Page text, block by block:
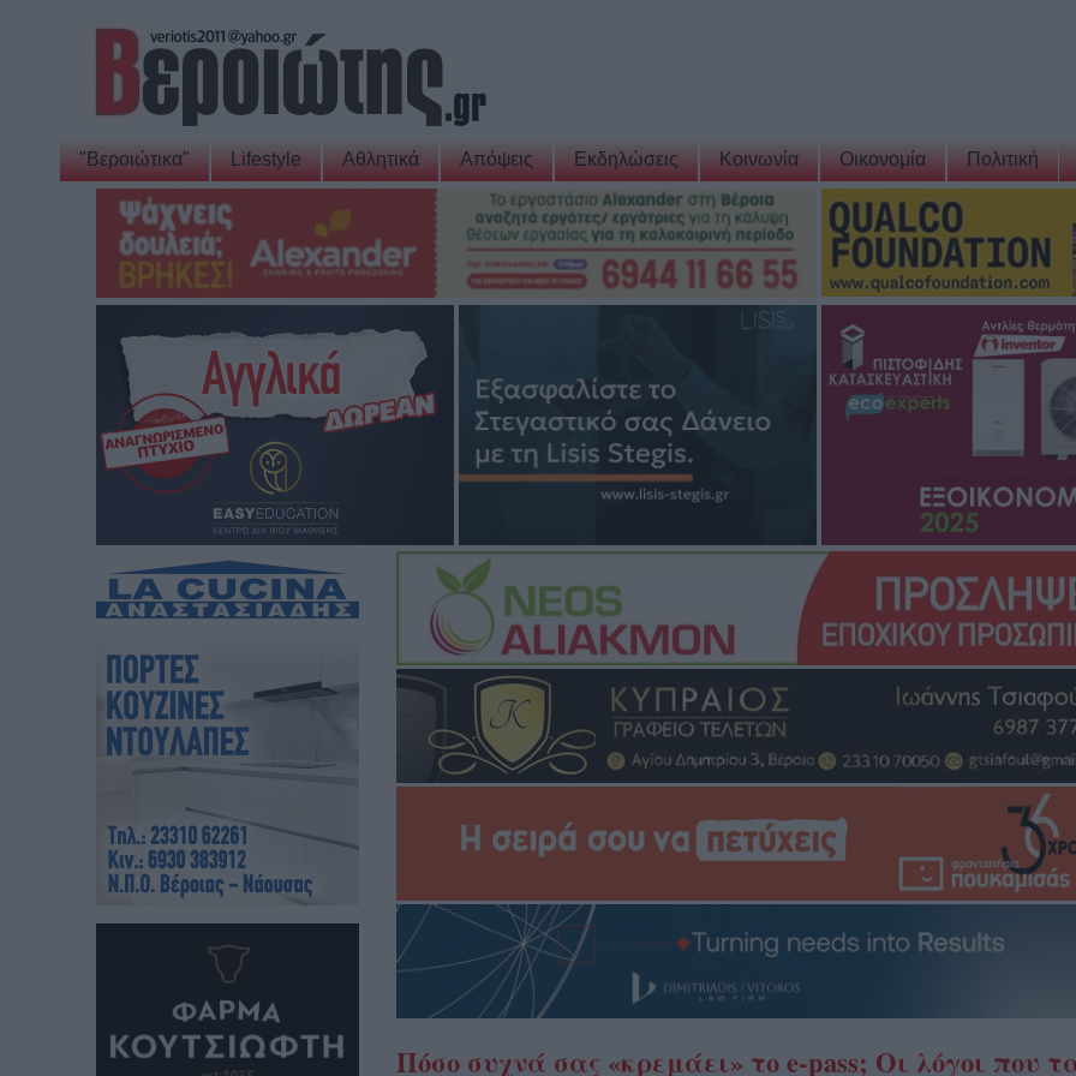
"Βεροιώτικα" Lifestyle Αθλητικά Απόψεις Εκδηλώσεις Κοινωνία Οικονομία Πολιτική
Πόσο συχνά σας «κρεμάει» το e-pass; Οι λόγοι που